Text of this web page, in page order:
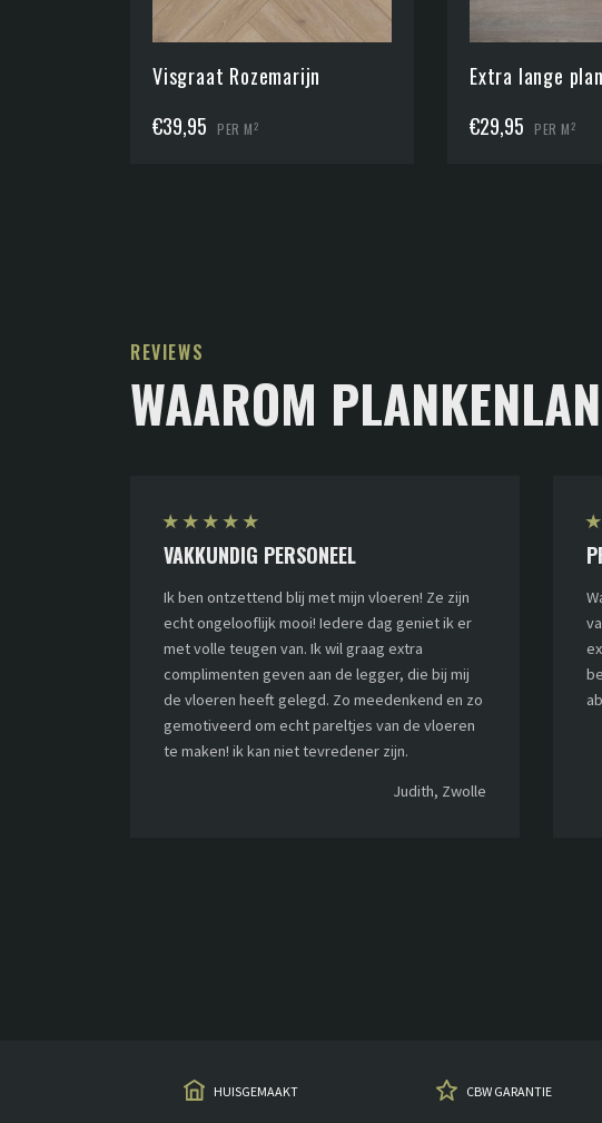
Visgraat Rozemarijn
€39,95 PER M2
Extra lange
€29,95 PER M2
REVIEWS
WAAROM
★ ★ ★ ★ ★
VAKKUNDIG PERSONEEL
Ik ben ontzettend blij met mijn vloeren! Ze zijn
echt ongelooflijk mooi! Iedere dag geniet ik er
met volle teugen van. Ik wil graag extra
complimenten geven aan de legger, die bij mij
de vloeren heeft gelegd. Zo meedenkend en zo
gemotiveerd om echt pareltjes van de vloeren
te maken! ik kan niet tevredener zijn.
Judith, Zwolle
★
HUISGEMAAKT CBW GARANTIE